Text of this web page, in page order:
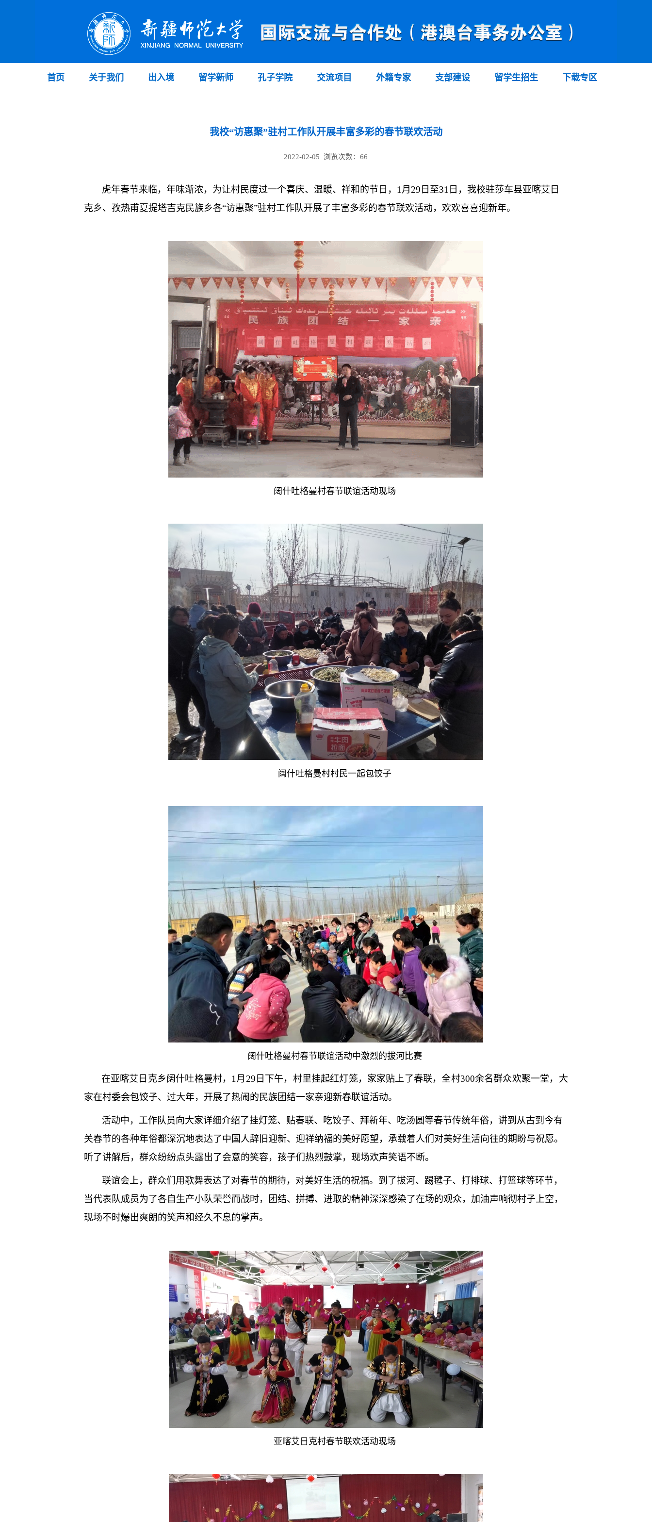
首页 关于我们 出入境 留学新师 孔子学院 交流项目 外籍专家 支部建设 留学生招生 下载专区
我校“访惠聚”驻村工作队开展丰富多彩的春节联欢活动
2022-02-05 浏览次数： 66
虎年春节来临，年味渐浓，为让村民度过一个喜庆、温暖、祥和的节日， 1月29日至31日，我校驻莎车县亚喀艾日
克乡、孜热甫夏提塔吉克民族乡各“访惠聚”驻村工作队开展了丰富多彩的春节联欢活动，欢欢喜喜迎新年。
阔什吐格曼村春节联谊活动现场
阔什吐格曼村村民一起包饺子
阔什吐格曼村春节联谊活动中激烈的拔河比赛
在亚喀艾日克乡阔什吐格曼村， 1月29日下午，村里挂起红灯笼，家家贴上了春联，全村300余名群众欢聚一堂，大
家在村委会包饺子、过大年，开展了热闹的民族团结一家亲迎新春联谊活动。
活动中，工作队员向大家详细介绍了挂灯笼、贴春联、吃饺子、拜新年、吃汤圆等春节传统年俗，讲到从古到今有
关春节的各种年俗都深沉地表达了中国人辞旧迎新、迎祥纳福的美好愿望，承载着人们对美好生活向往的期盼与祝愿。
听了讲解后，群众纷纷点头露出了会意的笑容，孩子们热烈鼓掌，现场欢声笑语不断。
联谊会上，群众们用歌舞表达了对春节的期待，对美好生活的祝福。到了拔河、踢毽子、打排球、打篮球等环节，
当代表队成员为了各自生产小队荣誉而战时，团结、拼搏、进取的精神深深感染了在场的观众，加油声响彻村子上空，
现场不时爆出爽朗的笑声和经久不息的掌声。
亚喀艾日克村春节联欢活动现场